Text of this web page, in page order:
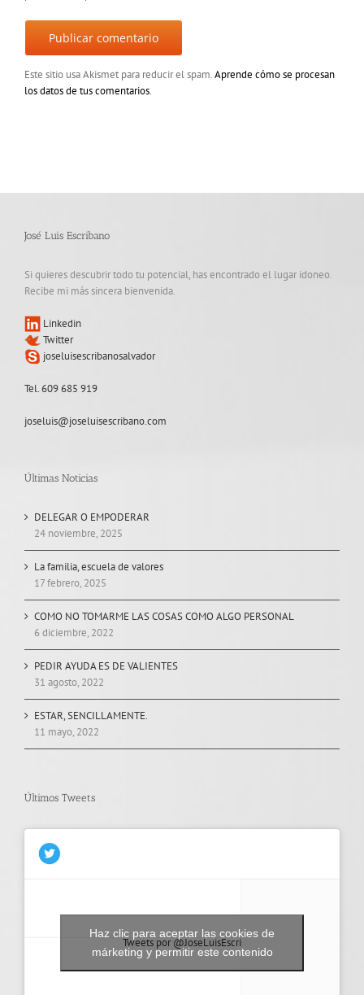
Este sitio usa Akismet para reducir el spam.Aprende cómo se procesan
los datos de tus comentarios.
José Luis Escribano
Si quieres descubrir todo tu potencial, has encontrado el lugar idoneo.
Recibe mi más sincera bienvenida.
Linkedin
Twitter
joseluisescribanosalvador
Tel. 609 685 919
joseluis@joseluisescribano.com
Últimas Noticias
DELEGAR O EMPODERAR
24 noviembre, 2025
La familia, escuela de valores
17 febrero, 2025
COMO NO TOMARME LAS COSAS COMO ALGO PERSONAL
6 diciembre, 2022
PEDIR AYUDA ES DE VALIENTES
31 agosto, 2022
ESTAR, SENCILLAMENTE.
11 mayo, 2022
Últimos Tweets
Tweets por @JoseLuisEscri
Haz clic para aceptar las cookies de
márketing y permitir este contenido